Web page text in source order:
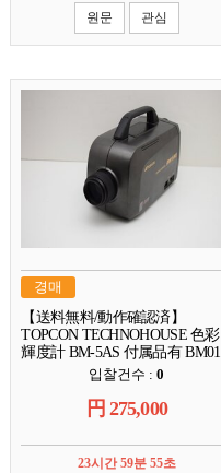
원문
관심
경매
【送料無料/動作確認済】
TOPCON TECHNOHOUSE 色彩
輝度計 BM-5AS 付属品有 BM01
입찰건수 :0
円275,000
23시간 59분 54초